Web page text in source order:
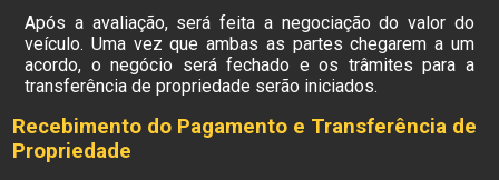
Após a avaliação, será feita a negociação do valor do
veículo. Uma vez que ambas as partes chegarem a um
acordo, o negócio será fechado e os trâmites para a
transferência de propriedade serão iniciados.
Recebimento do Pagamento e Transferência de
Propriedade